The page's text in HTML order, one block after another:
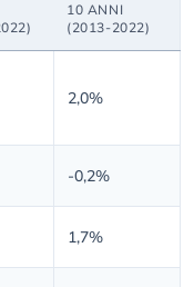
10 ANNI
(2013-2022)
2,0%
-0,2%
1,7%